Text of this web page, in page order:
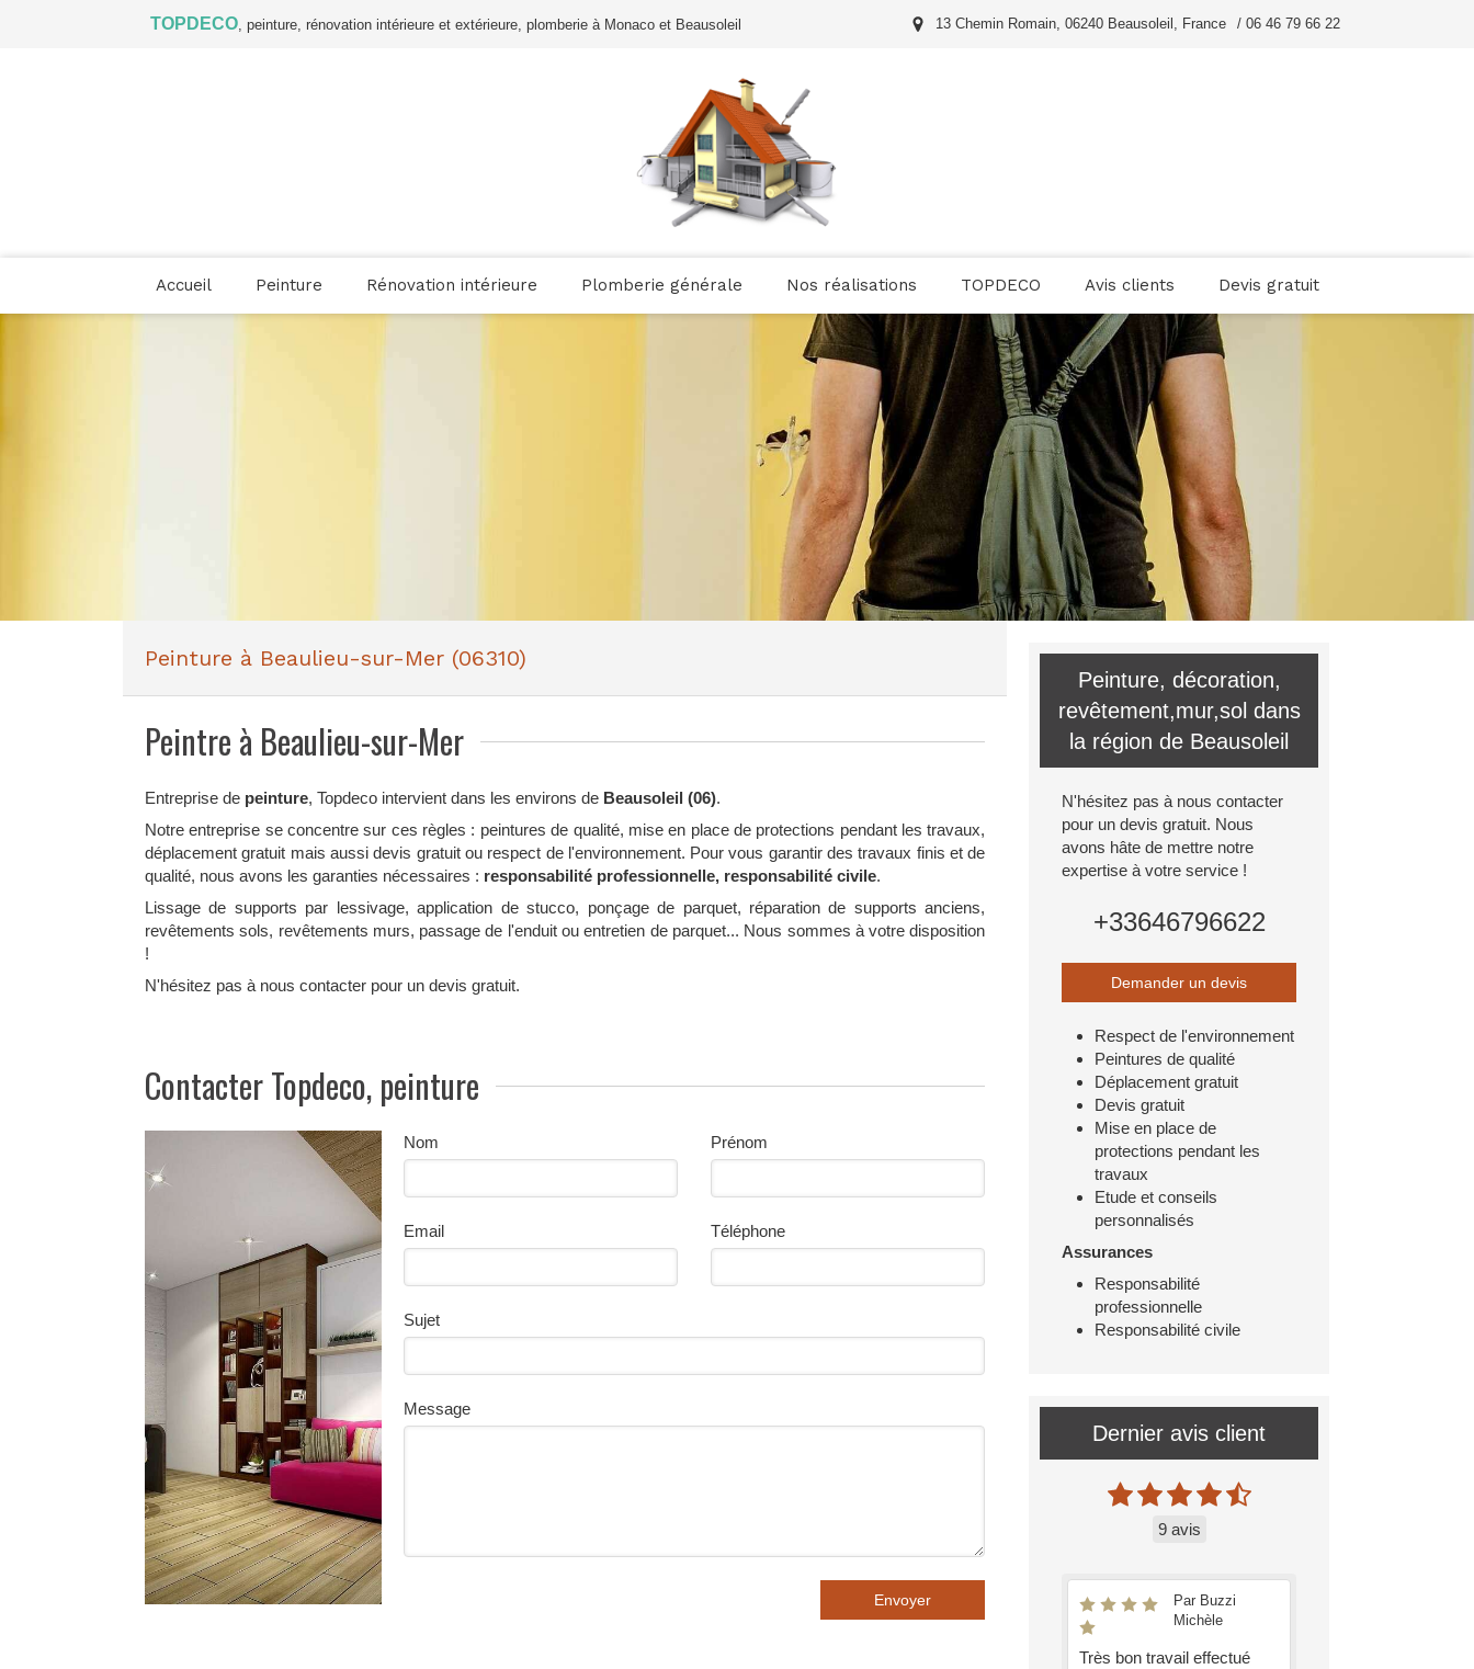
TOPDECO, peinture, rénovation intérieure et extérieure, plomberie à Monaco et Beausoleil / 06 46 79 66 22
13 Chemin Romain, 06240 Beausoleil, France
Accueil Peinture Rénovation intérieure Plomberie générale Nos réalisations TOPDECO Avis clients Devis gratuit
Peinture à Beaulieu-sur-Mer (06310)
Peintre à Beaulieu-sur-Mer
Entreprise de peinture, Topdeco intervient dans les environs de Beausoleil (06).
Notre entreprise se concentre sur ces règles : peintures de qualité, mise en place de protections pendant les travaux,
déplacement gratuit mais aussi devis gratuit ou respect de l'environnement. Pour vous garantir des travaux finis et de
qualité, nous avons les garanties nécessaires : responsabilité professionnelle, responsabilité civile.
Lissage de supports par lessivage, application de stucco, ponçage de parquet, réparation de supports anciens,
revêtements sols, revêtements murs, passage de l'enduit ou entretien de parquet... Nous sommes à votre disposition
!
N'hésitez pas à nous contacter pour un devis gratuit.
Contacter Topdeco, peinture
Nom Prénom
Email Téléphone
Sujet
Message
Envoyer
Peinture, décoration,
revêtement,mur,sol dans
la région de Beausoleil
N'hésitez pas à nous contacter
pour un devis gratuit. Nous
avons hâte de mettre notre
expertise à votre service !
+33646796622
Demander un devis
Respect de l'environnement
Peintures de qualité
Déplacement gratuit
Devis gratuit
Mise en place de
protections pendant les
travaux
Etude et conseils
personnalisés
Assurances
Responsabilité
professionnelle
Responsabilité civile
Dernier avis client
9 avis
Par Buzzi
Michèle
Très bon travail effectué